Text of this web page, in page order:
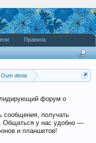
Oum denis
форум о
сообщения, получать
Общаться у нас удобно —
и планшетов!
Правила